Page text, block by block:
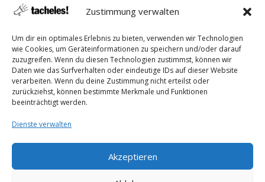
Zustimmung verwalten
Um dir ein optimales Erlebnis zu bieten, verwenden wir Technologien
wie Cookies, um Geräteinformationen zu speichern und/oder darauf
zuzugreifen. Wenn du diesen Technologien zustimmst, können wir
Daten wie das Surfverhalten oder eindeutige IDs auf dieser Website
verarbeiten. Wenn du deine Zustimmung nicht erteilst oder
zurückziehst, können bestimmte Merkmale und Funktionen
beeinträchtigt werden.
Dienste verwalten
Akzeptieren
Privat
Presse
Abonnieren
Copyright © 2026 ROOF Music. All Rights Reserved.